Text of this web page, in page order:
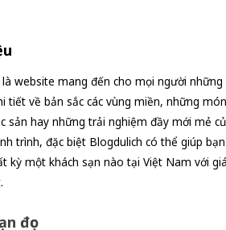
là website mang đến cho mọi người những
tiết về bản sắc các vùng miền, những món
sản hay những trải nghiệm đầy mới mẻ
trình, đặc biệt Blogdulich có thể giúp bạn
kỳ một khách sạn nào tại Việt Nam với giá
đọc